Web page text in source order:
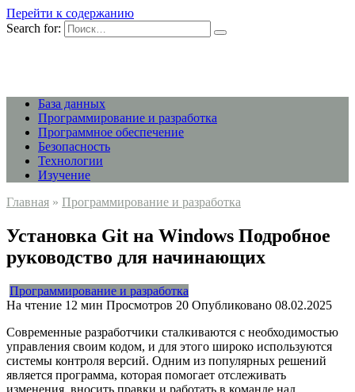
Перейти к содержанию
Search for:
База данных
Программирование и разработка
Программное обеспечение
Безопасность
Технологии
Изучение
Главная » Программирование и разработка
Установка Git на Windows Подробное
руководство для начинающих
Программирование и разработка
На чтение 12 мин Просмотров 20 Опубликовано 08.02.2025
Современные разработчики сталкиваются с необходимостью
управления своим кодом, и для этого широко используются
системы контроля версий. Одним из популярных решений
является программа, которая помогает отслеживать
изменения, вносить правки и работать в команде над